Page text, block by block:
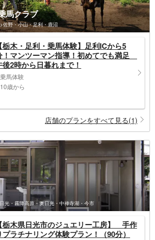
馬クラブ
佐野・小山・足利・鹿沼
【栃木・足利・乗馬体験】足利ICから5
！マンツーマン指導！初めてでも満足
後2時から日暮れまで！
乗馬体験
10歳から
店舗のプランをすべて見る(1)
光・霧降高原・奥日光・中禅寺湖・今市
【栃木県日光市のジュエリー工房】 手作
プラチナリング体験プラン！（90分）